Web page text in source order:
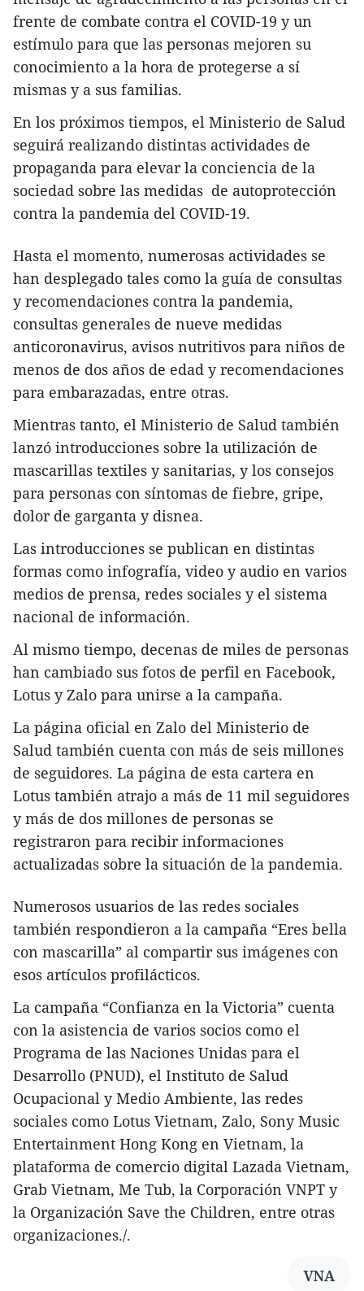
frente de combate contra el COVID-19 y un
estímulo para que las personas mejoren su
conocimiento a la hora de protegerse a sí
mismas y a sus familias.
En los próximos tiempos, el Ministerio de Salud
seguirá realizando distintas actividades de
propaganda para elevar la conciencia de la
sociedad sobre las medidas de autoprotección
contra la pandemia del COVID-19.
Hasta el momento, numerosas actividades se
han desplegado tales como la guía de consultas
y recomendaciones contra la pandemia,
consultas generales de nueve medidas
anticoronavirus, avisos nutritivos para niños de
menos de dos años de edad y recomendaciones
para embarazadas, entre otras.
Mientras tanto, el Ministerio de Salud también
lanzó introducciones sobre la utilización de
mascarillas textiles y sanitarias, y los consejos
para personas con síntomas de fiebre, gripe,
dolor de garganta y disnea.
Las introducciones se publican en distintas
formas como infografía, video y audio en varios
medios de prensa, redes sociales y el sistema
nacional de información.
Al mismo tiempo, decenas de miles de personas
han cambiado sus fotos de perfil en Facebook,
Lotus y Zalo para unirse a la campaña.
La página oficial en Zalo del Ministerio de
Salud también cuenta con más de seis millones
de seguidores. La página de esta cartera en
Lotus también atrajo a más de 11 mil seguidores
y más de dos millones de personas se
registraron para recibir informaciones
actualizadas sobre la situación de la pandemia.
Numerosos usuarios de las redes sociales
también respondieron a la campaña “Eres bella
con mascarilla” al compartir sus imágenes con
esos artículos profilácticos.
La campaña “Confianza en la Victoria” cuenta
con la asistencia de varios socios como el
Programa de las Naciones Unidas para el
Desarrollo (PNUD), el Instituto de Salud
Ocupacional y Medio Ambiente, las redes
sociales como Lotus Vietnam, Zalo, Sony Music
Entertainment Hong Kong en Vietnam, la
plataforma de comercio digital Lazada Vietnam,
Grab Vietnam, Me Tub, la Corporación VNPT y
la Organización Save the Children, entre otras
organizaciones./.
VNA